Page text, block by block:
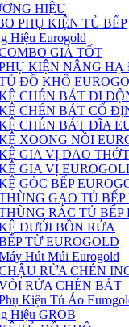
HIỆU
PHỤ KIỆN TỦ BẾP
Hiệu Eurogold
GIÁ TỐT
KIỆN NÂNG HẠ
ĐỒ KHÔ
CHÉN BÁT DI
CHÉN BÁT CỐ
CHÉN BÁT ĐĨA
XOONG NỒI
GIA VỊ DAO
GIA VỊ
GÓC BẾP
GẠO TỦ BẾP
RÁC TỦ BẾP
DƯỚI BỒN RỬA
TỪ EUROGOLD
Hút Múi Eurogold
RỬA CHÉN
RỬA CHÉN BÁT
Kiện Tủ Áo
Hiệu GROB